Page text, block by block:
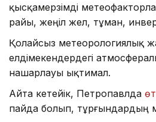
қысқамерзімді
райы, жеңіл жел, тұман,
Қолайсыз метеорологиялық
елдімекендердегі
нашарлауы ықтимал.
Айта кетейік, Петропавлда
пайда болып, тұрғындардың